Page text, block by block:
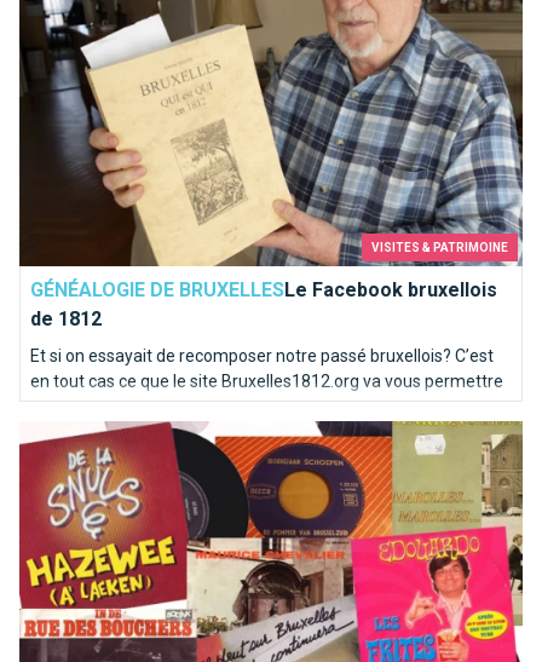
VISITES & PATRIMOINE
GÉNÉALOGIE DE BRUXELLESLe Facebook bruxellois
de 1812
Et si on essayait de recomposer notre passé bruxellois? C’est
en tout cas ce que le site Bruxelles1812.org va vous permettre
de vérifier. C’est un peu un Facebook du début du 19ème siècle
! Un site pour les généalogistes et les curieux.
Top 10 des chansons kitschs consacrées à Bruxelles